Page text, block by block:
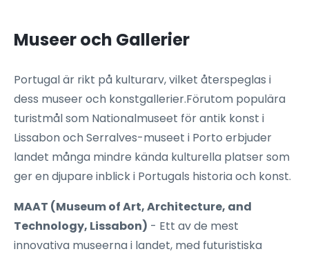
Museer och Gallerier
Portugal är rikt på kulturarv, vilket återspeglas i
dess museer och konstgallerier.Förutom populära
turistmål som Nationalmuseet för antik konst i
Lissabon och Serralves-museet i Porto erbjuder
landet många mindre kända kulturella platser som
ger en djupare inblick i Portugals historia och konst.
MAAT (Museum of Art, Architecture, and
Technology, Lissabon) - Ett av de mest
innovativa museerna i landet, med futuristiska